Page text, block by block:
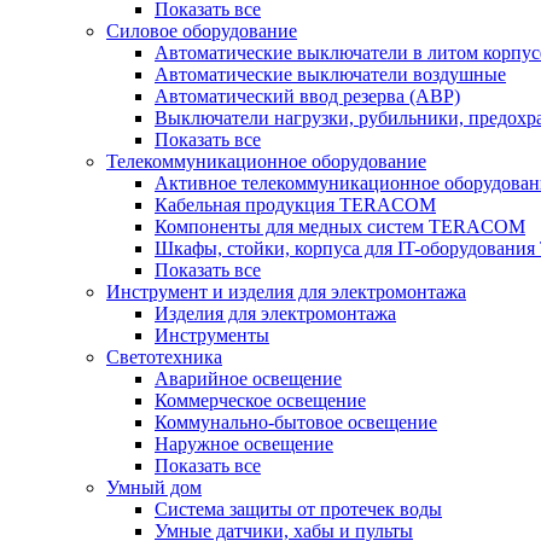
Показать все
Силовое оборудование
Автоматические выключатели в литом
Автоматические выключатели воздушные
Автоматический ввод резерва (АВР)
Выключатели нагрузки, рубильники,
Показать все
Телекоммуникационное оборудование
Активное телекоммуникационное
Кабельная продукция TERACOM
Компоненты для медных систем TERACOM
Шкафы, стойки, корпуса для IT-
Показать все
Инструмент и изделия для электромонтажа
Изделия для электромонтажа
Инструменты
Светотехника
Аварийное освещение
Коммерческое освещение
Коммунально-бытовое освещение
Наружное освещение
Показать все
Умный дом
Система защиты от протечек воды
Умные датчики, хабы и пульты